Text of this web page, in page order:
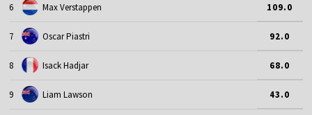
6 Max Verstappen 109.0
7 Oscar Piastri 92.0
8 Isack Hadjar 68.0
9 Liam Lawson 43.0